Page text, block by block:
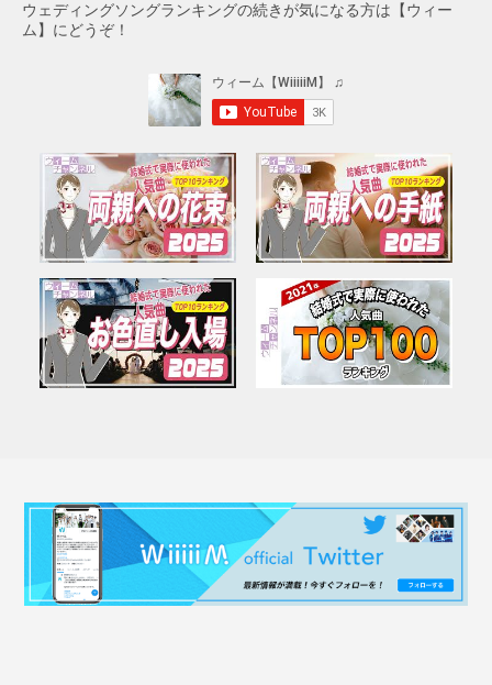
ウェディングソングランキングの続きが気になる方は【ウィー
ム】にどうぞ！